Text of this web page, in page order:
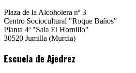
Plaza de la Alcoholera nº 3
Centro Sociocultural "Roque Baños"
Planta 4ª "Sala El Hornillo"
30520 Jumilla (Murcia)
Escuela de Ajedrez